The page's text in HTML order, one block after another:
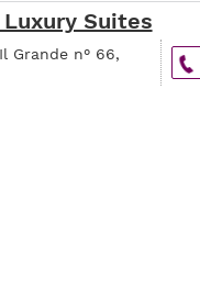
Suites
Grande n° 66,